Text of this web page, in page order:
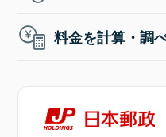
料金を計算・調